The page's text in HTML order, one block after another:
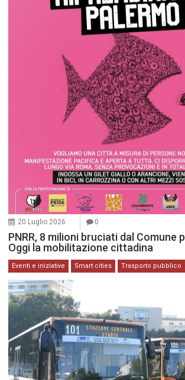
20 Luglio 2026 0
PNRR, 8 milioni bruciati dal Comune
Oggi la mobilitazione cittadina
Eventi e iniziative Smart cities Trasporto pubblico